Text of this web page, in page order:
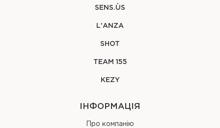
SENS.ÙS
L'ANZA
SHOT
TEAM 155
KEZY
ІНФОРМАЦІЯ
Про компанію